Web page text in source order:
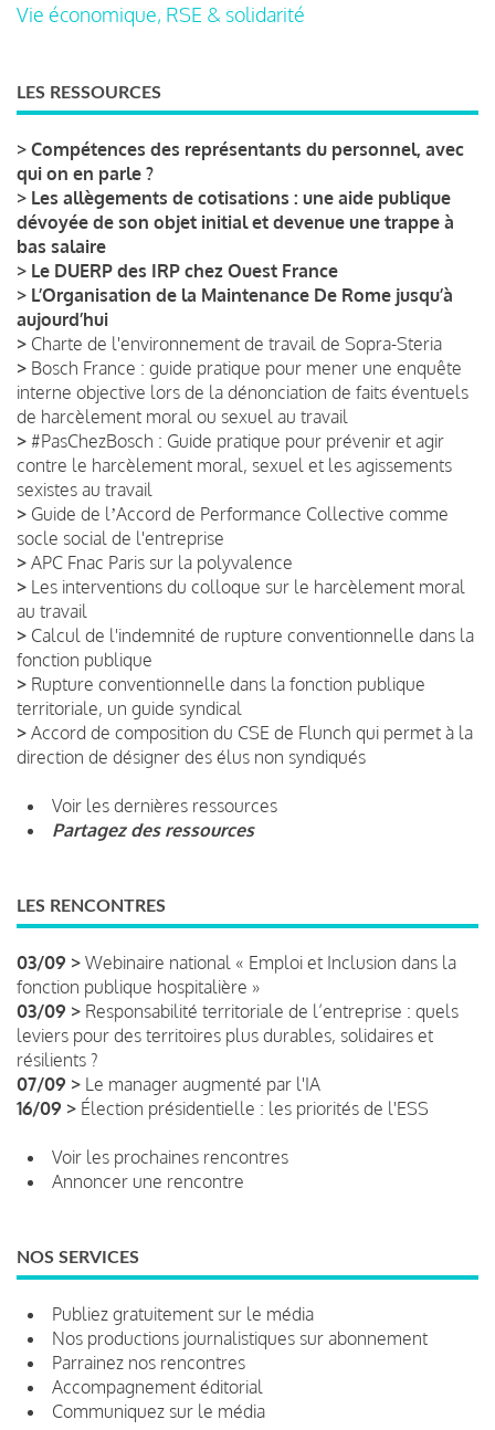
Vie économique, RSE & solidarité
LES RESSOURCES
> Compétences des représentants du personnel, avec
qui on en parle ?
> Les allègements de cotisations : une aide publique
dévoyée de son objet initial et devenue une trappe à
bas salaire
> Le DUERP des IRP chez Ouest France
> L’Organisation de la Maintenance De Rome jusqu’à
aujourd’hui
> Charte de l'environnement de travail de Sopra-Steria
> Bosch France : guide pratique pour mener une enquête
interne objective lors de la dénonciation de faits éventuels
de harcèlement moral ou sexuel au travail
> #PasChezBosch : Guide pratique pour prévenir et agir
contre le harcèlement moral, sexuel et les agissements
sexistes au travail
> Guide de lʼAccord de Performance Collective comme
socle social de l'entreprise
> APC Fnac Paris sur la polyvalence
> Les interventions du colloque sur le harcèlement moral
au travail
> Calcul de l'indemnité de rupture conventionnelle dans la
fonction publique
> Rupture conventionnelle dans la fonction publique
territoriale, un guide syndical
> Accord de composition du CSE de Flunch qui permet à la
direction de désigner des élus non syndiqués
Voir les dernières ressources
Partagez des ressources
LES RENCONTRES
03/09 > Webinaire national « Emploi et Inclusion dans la
fonction publique hospitalière »
03/09 > Responsabilité territoriale de l’entreprise : quels
leviers pour des territoires plus durables, solidaires et
résilients ?
07/09 > Le manager augmenté par l'IA
16/09 > Élection présidentielle : les priorités de l'ESS
Voir les prochaines rencontres
Annoncer une rencontre
NOS SERVICES
Publiez gratuitement sur le média
Nos productions journalistiques sur abonnement
Parrainez nos rencontres
Accompagnement éditorial
Communiquez sur le média